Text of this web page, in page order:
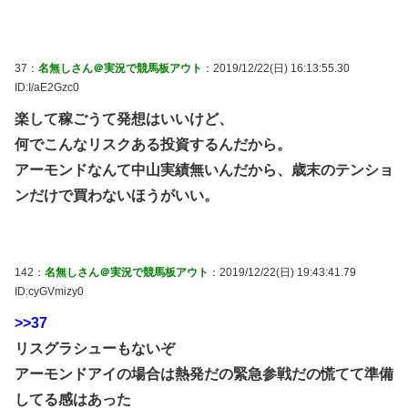
37： 名無しさん＠実況で競馬板アウト ：2019/12/22(日) 16:13:55.30
ID:I/aE2Gzc0
楽して稼ごうて発想はいいけど、
何でこんなリスクある投資するんだから。
アーモンドなんて中山実績無いんだから、歳末のテンショ
ンだけで買わないほうがいい。
142： 名無しさん＠実況で競馬板アウト ：2019/12/22(日) 19:43:41.79
ID:cyGVmizy0
>>37
リスグラシューもないぞ
アーモンドアイの場合は熱発だの緊急参戦だの慌てて準備
してる感はあった